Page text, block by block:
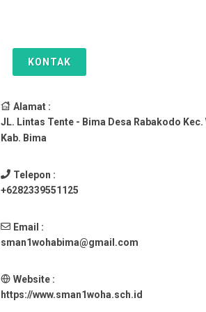
KONTAK
Alamat :
JL. Lintas Tente - Bima Desa Rabakodo Kec.
Kab. Bima
Telepon :
+6282339551125
Email :
sman1wohabima@gmail.com
Website :
https://www.sman1woha.sch.id